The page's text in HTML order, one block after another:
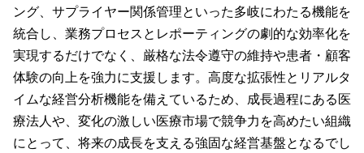
ング、サプライヤー関係管理といった多岐にわたる機能を
統合し、業務プロセスとレポーティングの劇的な効率化を
実現するだけでなく、厳格な法令遵守の維持や患者・顧客
体験の向上を強力に支援します。高度な拡張性とリアルタ
イムな経営分析機能を備えているため、成長過程にある医
療法人や、変化の激しい医療市場で競争力を高めたい組織
にとって、将来の成長を支える強固な経営基盤となるでし